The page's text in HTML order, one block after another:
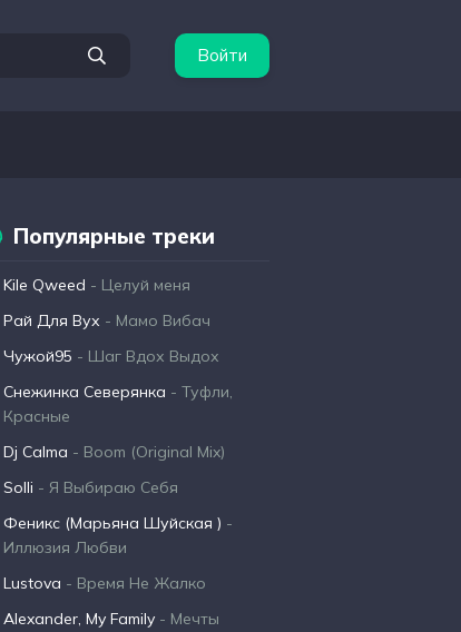
Войти
Популярные треки
Kile Qweed - Целуй меня
Рай Для Вух - Мамо Вибач
Чужой95 - Шаг Вдох Выдох
Снежинка Северянка - Туфли,
Красные
Dj Calma - Boom (Original Mix)
Solli - Я Выбираю Себя
Феникс (Марьяна Шуйская ) -
Иллюзия Любви
Lustova - Время Не Жалко
Alexander, My Family - Мечты